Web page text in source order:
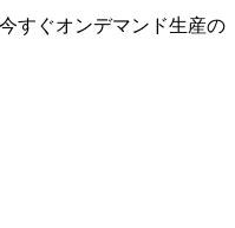
すぐオンデマンド生産の